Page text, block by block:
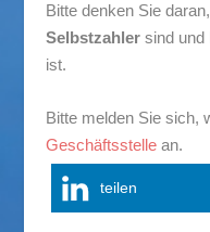
Bitte denken Sie
Selbstzahler sind und
ist.
Bitte melden Sie sich,
Geschäftsstelle an.
teilen